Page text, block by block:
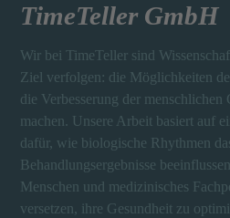
TimeTeller GmbH
Wir bei TimeTeller sind
Ziel verfolgen: die Möglichkeiten
die Verbesserung der menschlichen
machen. Unsere Arbeit basiert auf
dafür, wie biologische Rhythmen
Behandlungsergebnisse
Menschen und medizinisches
versetzen, ihre Gesundheit zu